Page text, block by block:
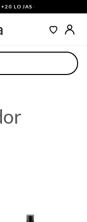
LOJAS ·